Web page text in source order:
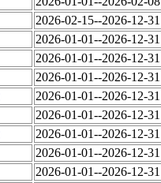
2026-02-15--2026-12-31
2026-01-01--2026-12-31
2026-01-01--2026-12-31
2026-01-01--2026-12-31
2026-01-01--2026-12-31
2026-01-01--2026-12-31
2026-01-01--2026-12-31
2026-01-01--2026-12-31
2026-01-01--2026-12-31